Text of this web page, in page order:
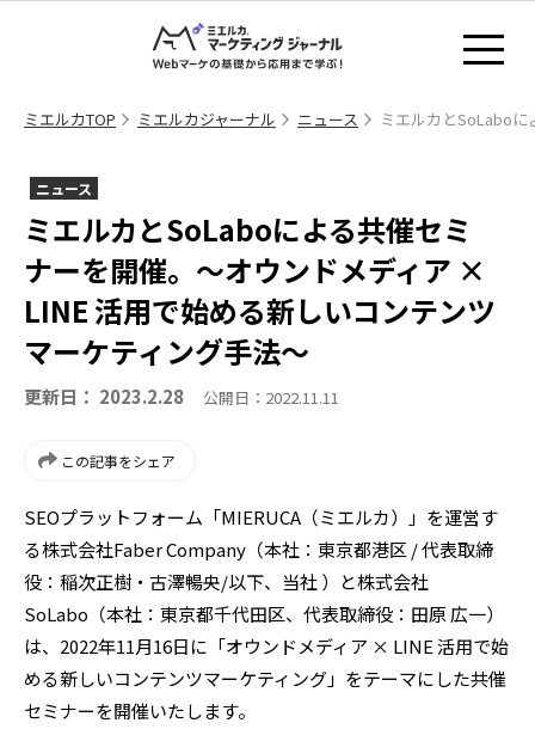
ミエルカTOP ミエルカジャーナル ニュース ミエルカとSoLabo
ニュース
ミエルカとSoLaboによる共催セミ
ナーを開催。～オウンドメディア ×
LINE 活用で始める新しいコンテンツ
マーケティング手法～
更新日： 2023.2.28 公開日：2022.11.11
この記事をシェア
SEOプラットフォーム「MIERUCA（ミエルカ）」を運営す
る株式会社Faber Company（本社：東京都港区 / 代表取締
役：稲次正樹・古澤暢央/以下、当社 ）と株式会社
SoLabo（本社：東京都千代田区、代表取締役：田原 広一）
は、2022年11月16日に「オウンドメディア × LINE 活用で始
める新しいコンテンツマーケティング」をテーマにした共催
セミナーを開催いたします。